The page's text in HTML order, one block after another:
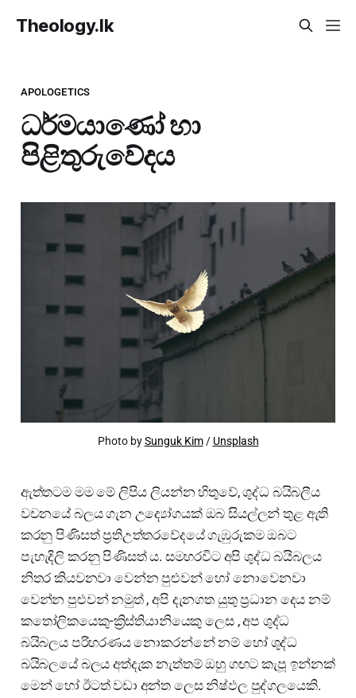
Theology.lk
APOLOGETICS
ධර්මයාණෝ හා
පිළිතුරුවේදය
Photo bySunguk Kim/ Unsplash
ඇත්තටම මම මේ ලිපිය ලියන්න හිතුවේ, ශුද්ධ බයිබලීය
වචනයේ බලය ගැන උද්‍යෝගයක් ඔබ සියල්ලන් තුළ ඇති
කරනු පිණිසත් ප්‍රතිඋත්තරවේදයේ ගැඹුරුකම ඔබට
පැහැදිලි කරනු පිණිසත් ය. සමහරවිට අපි ශුද්ධ බයිබලය
නිතර කියවනවා වෙන්න පුළුවන් හෝ නොවෙනවා
වෙන්න පුළුවන් නමුත් , අපි දැනගත යුතු ප්‍රධාන දෙය නම්
කතෝලිකයෙකු-ක්‍රිස්තියානියෙකු ලෙස , අප ශුද්ධ
බයිබලය පරිහරණය නොකරන්නේ නම් හෝ ශුද්ධ
බයිබලයේ බලය අත්දැක නැත්තම් ඔහු ගඟට කැපූ ඉන්නක්
මෙන් හෝ ඊටත් වඩා අන්ත ලෙස නිෂ්ඵල පුද්ගලයෙකි.